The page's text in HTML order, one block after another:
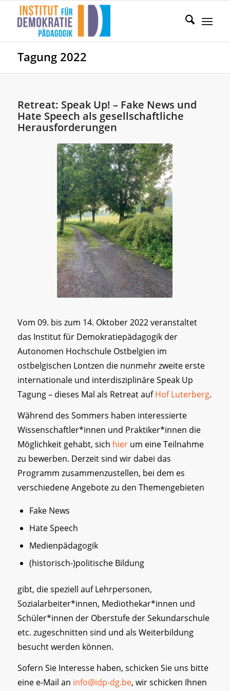
Tagung 2022
Retreat: Speak Up! – Fake News und
Hate Speech als gesellschaftliche
Herausforderungen
Vom 09. bis zum 14. Oktober 2022 veranstaltet
das Institut für Demokratiepädagogik der
Autonomen Hochschule Ostbelgien im
ostbelgischen Lontzen die nunmehr zweite erste
internationale und interdisziplinäre Speak Up
Tagung – dieses Mal als Retreat aufHof Luterberg.
Während des Sommers haben interessierte
Wissenschaftler*innen und Praktiker*innen die
Möglichkeit gehabt, sich hier um eine Teilnahme
zu bewerben. Derzeit sind wir dabei das
Programm zusammenzustellen, bei dem es
verschiedene Angebote zu den Themengebieten
Fake News
Hate Speech
Medienpädagogik
(historisch-)politische Bildung
gibt, die speziell auf Lehrpersonen,
Sozialarbeiter*innen, Mediothekar*innen und
Schüler*innen der Oberstufe der Sekundarschule
etc. zugeschnitten sind und als Weiterbildung
besucht werden können.
Sofern Sie Interesse haben, schicken Sie uns bitte
eine e-Mail an info@idp-dg.be, wir schicken Ihnen